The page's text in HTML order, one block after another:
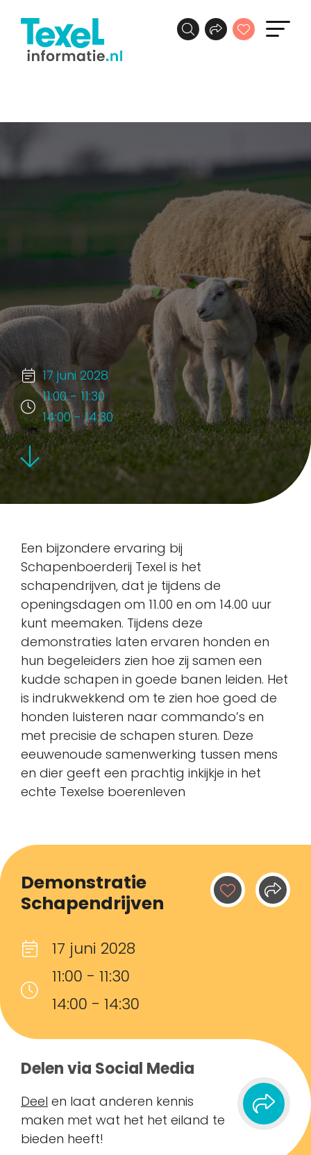
17 juni 2028
11:00 - 11:30
14:00 - 14:30
Demonstratie
Schapendrijven
17 juni 2028
11:00 - 11:30
14:00 - 14:30
Delen via Social Media
Deel en laat anderen kennis
maken met wat het het eiland te
bieden heeft!
Een bijzondere ervaring bij
Schapenboerderij Texel is het
schapendrijven, dat je tijdens de
openingsdagen om 11.00 en om 14.00 uur
kunt meemaken. Tijdens deze
demonstraties laten ervaren honden en
hun begeleiders zien hoe zij samen een
kudde schapen in goede banen leiden. Het
is indrukwekkend om te zien hoe goed de
honden luisteren naar commando’s en
met precisie de schapen sturen. Deze
eeuwenoude samenwerking tussen mens
en dier geeft een prachtig inkijkje in het
echte Texelse boerenleven